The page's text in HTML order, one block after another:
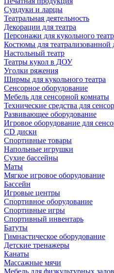
Сундуки и ларцы
Театральная деятельность
Декорации для театра
Персонажи для кукольного
Костюмы для театрализованной
Настольный театр
Театры кукол в ДОУ
Уголки ряжения
Ширмы для кукольного театра
Сенсорное оборудование
Мебель для сенсорной комнаты
Технические средства для
Развивающее оборудование
Игровое оборудование для
CD диски
Спортивные товары
Напольные игрушки
Сухие бассейны
Маты
Мягкое игровое оборудование
Бассейн
Игровые центры
Спортивное оборудование
Спортивные игры
Спортивный инвентарь
Батуты
Гимнастическое оборудование
Детские тренажеры
Канаты
Массажные мячи
Мебель для физкультурных залов